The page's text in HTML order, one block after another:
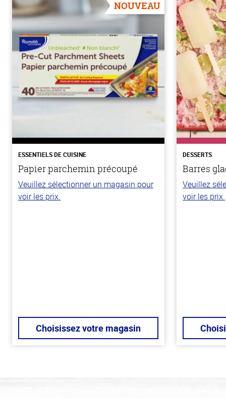
NOUVEAU
ESSENTIELS DE CUISINE
Papier parchemin précoupé
Veuillez sélectionner un magasin pour
voir les prix.
Choisissez votre magasin
DESSERTS
Barres
Veuillez
voir les prix.